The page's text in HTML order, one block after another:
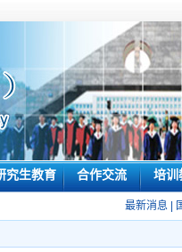
究生教育 合作交流 培训
最新消息